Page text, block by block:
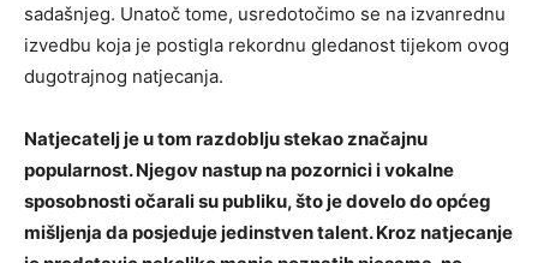
sadašnjeg. Unatoč tome, usredotočimo se na izvanrednu
izvedbu koja je postigla rekordnu gledanost tijekom ovog
dugotrajnog natjecanja.
Natjecatelj je u tom razdoblju stekao značajnu
popularnost. Njegov nastup na pozornici i vokalne
sposobnosti očarali su publiku, što je dovelo do općeg
mišljenja da posjeduje jedinstven talent. Kroz natjecanje